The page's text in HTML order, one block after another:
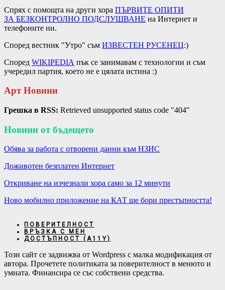
Спрях с помощта на други хора ПЪРВИТЕ ОПИТИ
ЗА БЕЗКОНТРОЛНО ПОДСЛУШВАНЕ на Интернет и
телефоните ни.
Според вестник "Утро" съм ИЗВЕСТЕН РУСЕНЕЦ:)
Според WIKIPEDIA пък се занимавам с технологии и съм
учередил партия, което не е цялата истина :)
Арт Новини
Грешка в RSS: Retrieved unsupported status code "404"
Новини от бъдещето
Обява за работа с отворени данни към НЗИС
Доживотен безплатен Интернет
Откриване на изчезнали хора само за 12 минути
Ново мобилно приложение на КАТ ще бори престъпността!
ПОВЕРИТЕЛНОСТ
ВРЪЗКА С МЕН
ДОСТЪПНОСТ (А11Y)
Този сайт се задвижва от Wordpress с малка модификация от
автора. Прочетете политиката за поверителност в менюто и
умната. Финансира се със собствени средства.